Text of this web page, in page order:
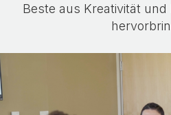
Beste aus Kreativität